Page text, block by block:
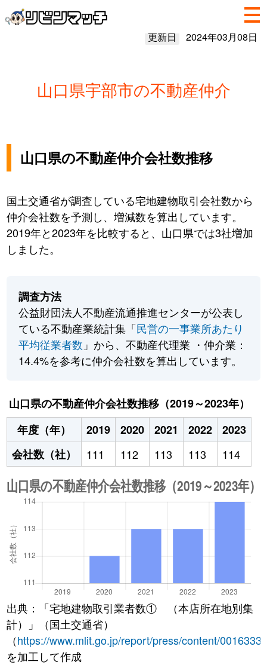
更新日 2024年03月08日
山口県宇部市の不動産仲介
山口県の不動産仲介会社数推移
国土交通省が調査している宅地建物取引会社数から
仲介会社数を予測し、増減数を算出しています。
2019年と2023年を比較すると、山口県では3社増加
しました。
調査方法
公益財団法人不動産流通推進センターが公表し
ている不動産業統計集「民営の一事業所あたり
平均従業者数 」から、不動産代理業 ・仲介業：
14.4%を参考に仲介会社数を算出しています。
山口県の不動産仲介会社数推移（2019～2023年）
年度（年）
2019 2020 2021 2022
2023
会社数（社）
111 112 113 113 114
出典：「宅地建物取引業者数① （本店所在地別集
計）」（国土交通省）
（https://www.mlit.go.jp/report/press/content/
を加工して作成